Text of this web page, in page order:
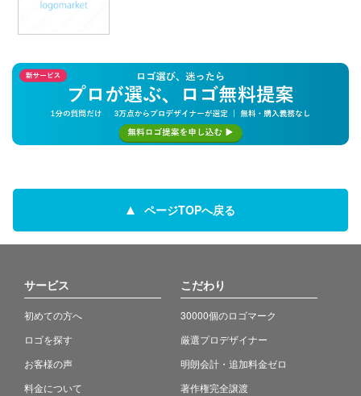
ページTOPへ戻る
サービス
初めての方へ
ロゴを探す
お客様の声
料金について
こだわり
30000個のロゴマーク
厳選プロデザイナー
明朗会計・追加料金ゼロ
著作権完全譲渡